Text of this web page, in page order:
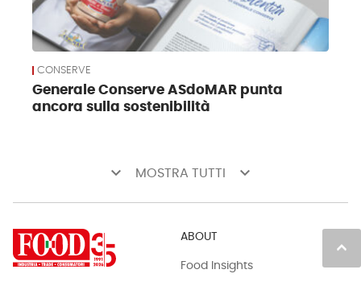
CONSERVE
Generale Conserve ASdoMAR punta
ancora sulla sostenibilità
keyboard_arrow_down MOSTRA TUTTI keyboard_arrow_down
keyboard_arrow_up
ABOUT
Food Insights